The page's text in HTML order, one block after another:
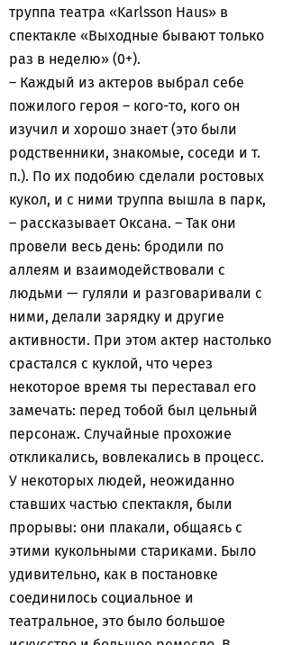
труппа театра «Karlsson Haus» в
спектакле «Выходные бывают только
раз в неделю» (0+).
– Каждый из актеров выбрал себе
пожилого героя – кого-то, кого он
изучил и хорошо знает (это были
родственники, знакомые, соседи и т.
п.). По их подобию сделали ростовых
кукол, и с ними труппа вышла в парк,
– рассказывает Оксана. – Так они
провели весь день: бродили по
аллеям и взаимодействовали с
людьми — гуляли и разговаривали с
ними, делали зарядку и другие
активности. При этом актер настолько
срастался с куклой, что через
некоторое время ты переставал его
замечать: перед тобой был цельный
персонаж. Случайные прохожие
откликались, вовлекались в процесс.
У некоторых людей, неожиданно
ставших частью спектакля, были
прорывы: они плакали, общаясь с
этими кукольными стариками. Было
удивительно, как в постановке
соединилось социальное и
театральное, это было большое